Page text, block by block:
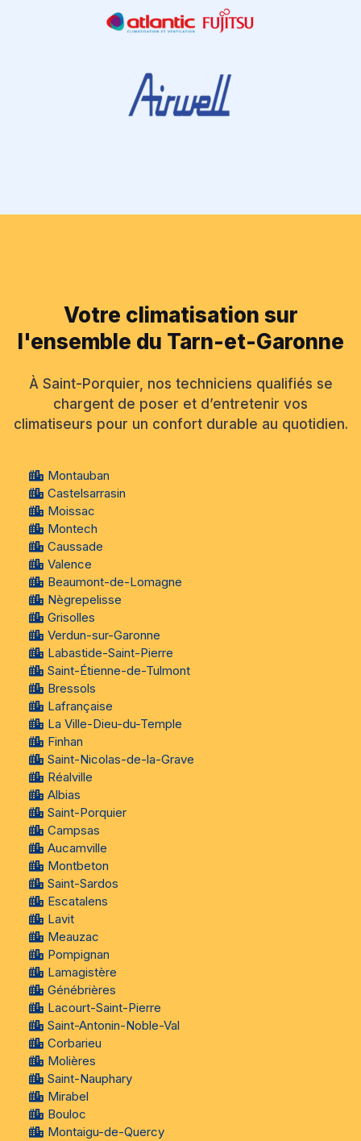
Votre climatisation sur
l'ensemble du Tarn-et-Garonne
À Saint-Porquier, nos techniciens qualifiés se
chargent de poser et d’entretenir vos
climatiseurs pour un confort durable au quotidien.
Montauban
Castelsarrasin
Moissac
Montech
Caussade
Valence
Beaumont-de-Lomagne
Nègrepelisse
Grisolles
Verdun-sur-Garonne
Labastide-Saint-Pierre
Saint-Étienne-de-Tulmont
Bressols
Lafrançaise
La Ville-Dieu-du-Temple
Finhan
Saint-Nicolas-de-la-Grave
Réalville
Albias
Saint-Porquier
Campsas
Aucamville
Montbeton
Saint-Sardos
Escatalens
Lavit
Meauzac
Pompignan
Lamagistère
Génébrières
Lacourt-Saint-Pierre
Saint-Antonin-Noble-Val
Corbarieu
Molières
Saint-Nauphary
Mirabel
Bouloc
Montaigu-de-Quercy